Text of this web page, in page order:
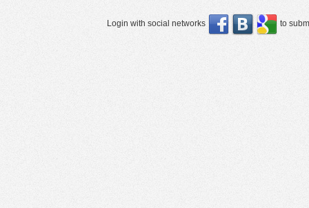
Login with social networks to